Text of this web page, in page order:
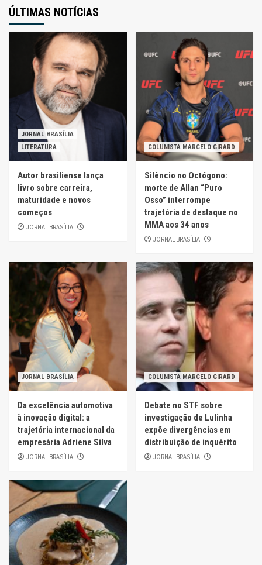
ÚLTIMAS NOTÍCIAS
JORNAL BRASÍLIA
LITERATURA
Autor brasiliense lança
livro sobre carreira,
maturidade e novos
começos
JORNAL BRASÍLIA
COLUNISTA MARCELO GIRARD
Silêncio no Octógono:
morte de Allan “Puro
Osso” interrompe
trajetória de destaque no
MMA aos 34 anos
JORNAL BRASÍLIA
JORNAL BRASÍLIA
Da excelência automotiva
à inovação digital: a
trajetória internacional da
empresária Adriene Silva
JORNAL BRASÍLIA
COLUNISTA MARCELO GIRARD
Debate no STF sobre
investigação de Lulinha
expõe divergências em
distribuição de inquérito
JORNAL BRASÍLIA